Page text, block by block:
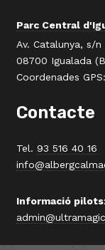
Parc Central
Av. Catalunya, s/
08700 Igualada
Coordenades
Contacte
Tel. 93 516 40 16
Informació